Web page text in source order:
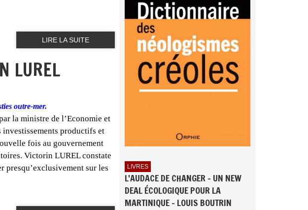
LIRE LA SUITE
LUREL
outre-mer.
la ministre de l’Economie et
productifs et
fois au gouvernement
Victorin LUREL constate
presqu’exclusivement sur les
LIVRES
L'AUDACE DE CHANGER - UN NEW
DEAL ÉCOLOGIQUE POUR LA
MARTINIQUE - LOUIS BOUTRIN